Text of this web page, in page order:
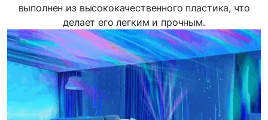
выполнен из высококачественного пластика, что
делает его легким и прочным.